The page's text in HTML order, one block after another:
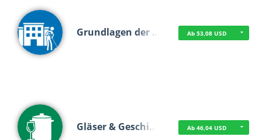
Grundlagen der … Ab 53,08 USD
Gläser & Geschi… Ab 46,04 USD